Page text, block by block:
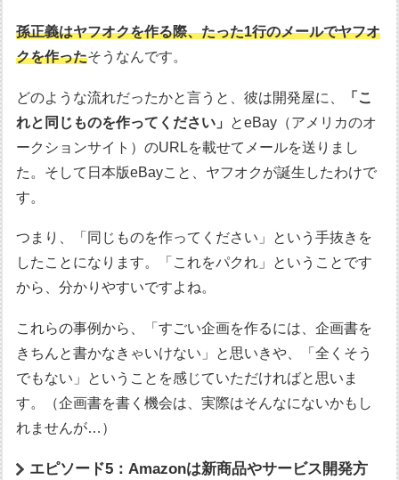
孫正義はヤフオクを作る際、たった1行のメールでヤフオ
クを作ったそうなんです。
どのような流れだったかと言うと、彼は開発屋に、
「こ
れと同じものを作ってください」 とeBay（アメリカのオ
ークションサイト）のURLを載せてメールを送りまし
た。そして日本版eBayこと、ヤフオクが誕生したわけで
す。
つまり、「同じものを作ってください」という手抜きを
したことになります。「これをパクれ」ということです
から、分かりやすいですよね。
これらの事例から、「すごい企画を作るには、企画書を
きちんと書かなきゃいけない」と思いきや、「全くそう
でもない」ということを感じていただければと思いま
す。（企画書を書く機会は、実際はそんなにないかもし
れませんが…）
エピソード5：Amazonは新商品やサービス開発方